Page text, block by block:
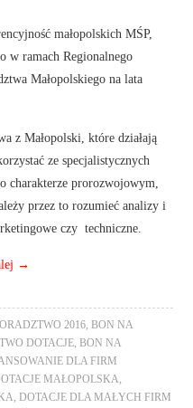
małopolskich MŚP,
w ramach Regionalnego
Małopolskiego na lata
z Małopolski, które działają
ze specjalistycznych
charakterze prorozwojowym,
przez to rozumieć analizy i
czy techniczne.
→
2016 ,BON NA
DOTACJE ,BON NA
DLA FIRM
MAŁOPOLSKA
,DOTACJE DLA MAŁYCH FIRM